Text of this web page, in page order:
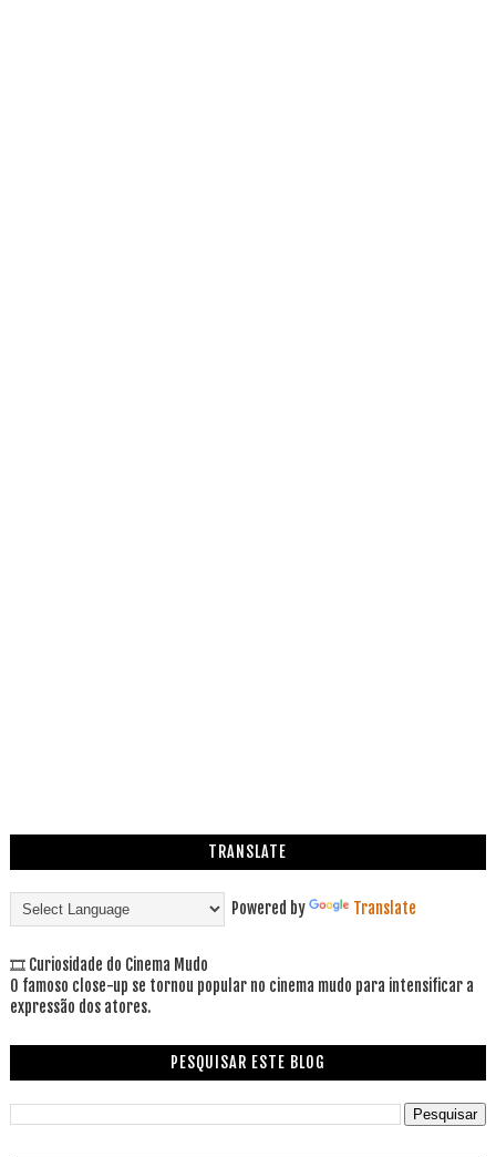
TRANSLATE
Powered by Translate
🎞 Curiosidade do Cinema Mudo
O famoso close-up se tornou popular no cinema mudo para intensificar a
expressão dos atores.
PESQUISAR ESTE BLOG